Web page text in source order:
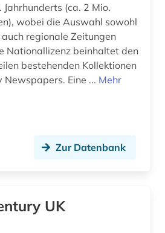
(ca. 2 Mio.
wobei die Auswahl sowohl
regionale Zeitungen
Nationallizenz beinhaltet den
bestehenden Kollektionen
Eine ... Mehr
Zur Datenbank
UK